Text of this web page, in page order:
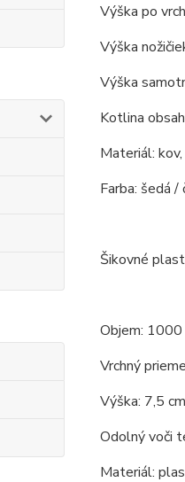
Výška po
Výška
Výška
Kotlina
Materiál:
Farba: šedá /
Šikovné
Objem: 1000
Vrchný
Výška: 7,5
Odolný voči
Materiál: